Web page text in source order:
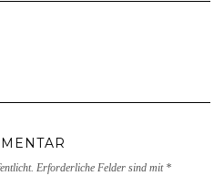
Erforderliche Felder sind mit *